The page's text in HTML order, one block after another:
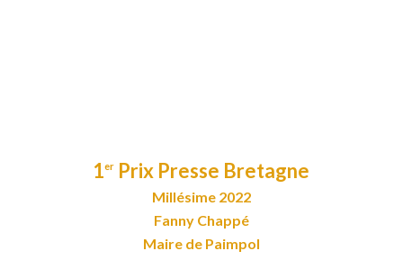
1er Prix Presse Bretagne
Millésime 2022
Fanny Chappé
Maire de Paimpol